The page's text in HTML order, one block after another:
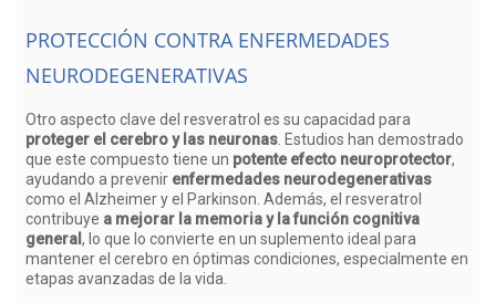
PROTECCIÓN CONTRA ENFERMEDADES
NEURODEGENERATIVAS
Otro aspecto clave del resveratrol es su capacidad para
proteger el cerebro y las neuronas . Estudios han demostrado
que este compuesto tiene un potente efecto neuroprotector,
ayudando a prevenir enfermedades neurodegenerativas
como el Alzheimer y el Parkinson. Además, el resveratrol
contribuye a mejorar la memoria y la función cognitiva
general, lo que lo convierte en un suplemento ideal para
mantener el cerebro en óptimas condiciones, especialmente en
etapas avanzadas de la vida.